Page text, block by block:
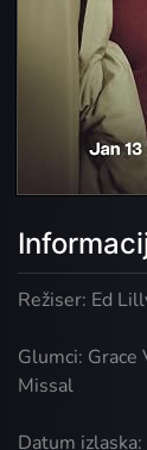
Režiser: Ed
Glumci: Grace
Missal
Datum